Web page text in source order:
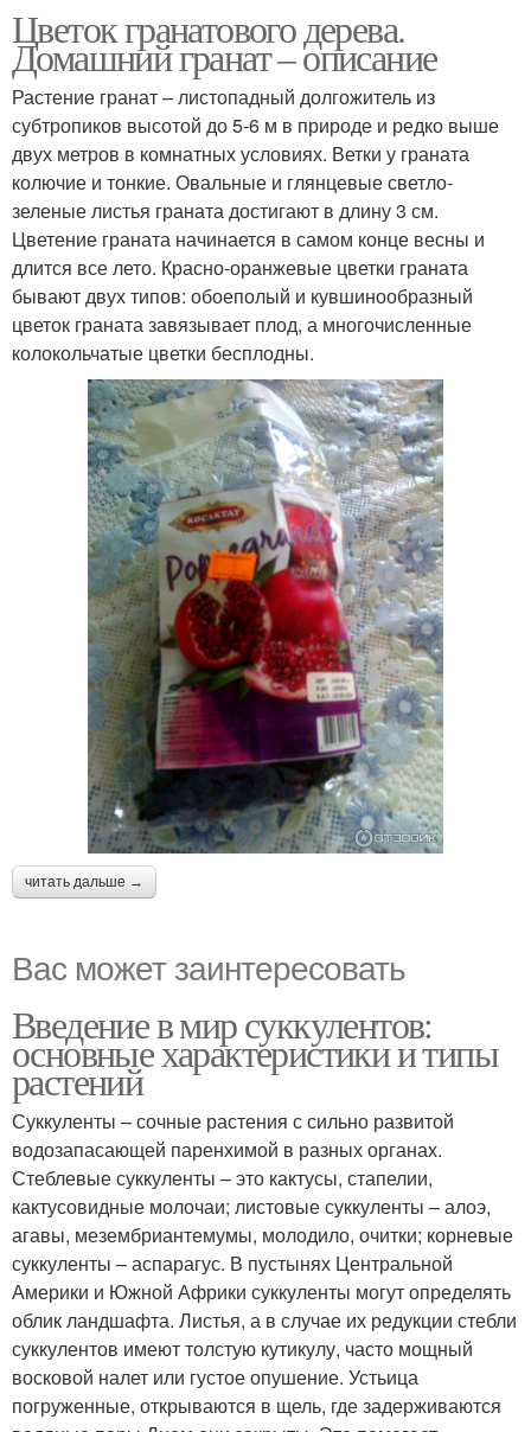
Цветок гранатового дерева.
Домашний гранат – описание
Растение гранат – листопадный долгожитель из
субтропиков высотой до 5-6 м в природе и редко выше
двух метров в комнатных условиях. Ветки у граната
колючие и тонкие. Овальные и глянцевые светло-
зеленые листья граната достигают в длину 3 см.
Цветение граната начинается в самом конце весны и
длится все лето. Красно-оранжевые цветки граната
бывают двух типов: обоеполый и кувшинообразный
цветок граната завязывает плод, а многочисленные
колокольчатые цветки бесплодны.
читать дальше →
Вас может заинтересовать
Введение в мир суккулентов:
основные характеристики и типы
растений
Суккуленты – сочные растения с сильно развитой
водозапасающей паренхимой в разных органах.
Стеблевые суккуленты – это кактусы, стапелии,
кактусовидные молочаи; листовые суккуленты – алоэ,
агавы, мезембриантемумы, молодило, очитки; корневые
суккуленты – аспарагус. В пустынях Центральной
Америки и Южной Африки суккуленты могут определять
облик ландшафта. Листья, а в случае их редукции стебли
суккулентов имеют толстую кутикулу, часто мощный
восковой налет или густое опушение. Устьица
погруженные, открываются в щель, где задерживаются